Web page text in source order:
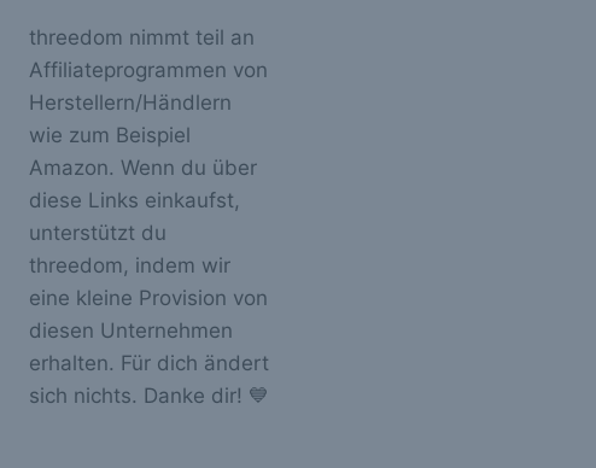
threedom nimmt teil an
Affiliateprogrammen von
Herstellern/Händlern
wie zum Beispiel
Amazon. Wenn du über
diese Links einkaufst,
unterstützt du
threedom, indem wir
eine kleine Provision von
diesen Unternehmen
erhalten. Für dich ändert
sich nichts. Danke dir! 💙